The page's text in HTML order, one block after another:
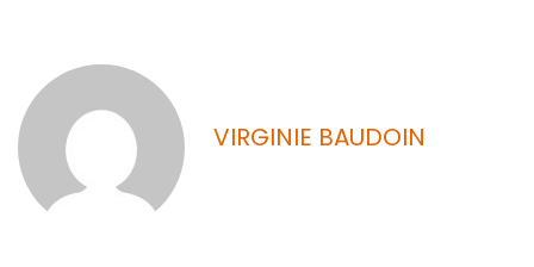
VIRGINIE BAUDOIN